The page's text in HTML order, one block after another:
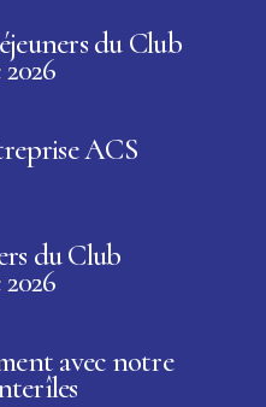
du Club
ACS
du Club
avec notre